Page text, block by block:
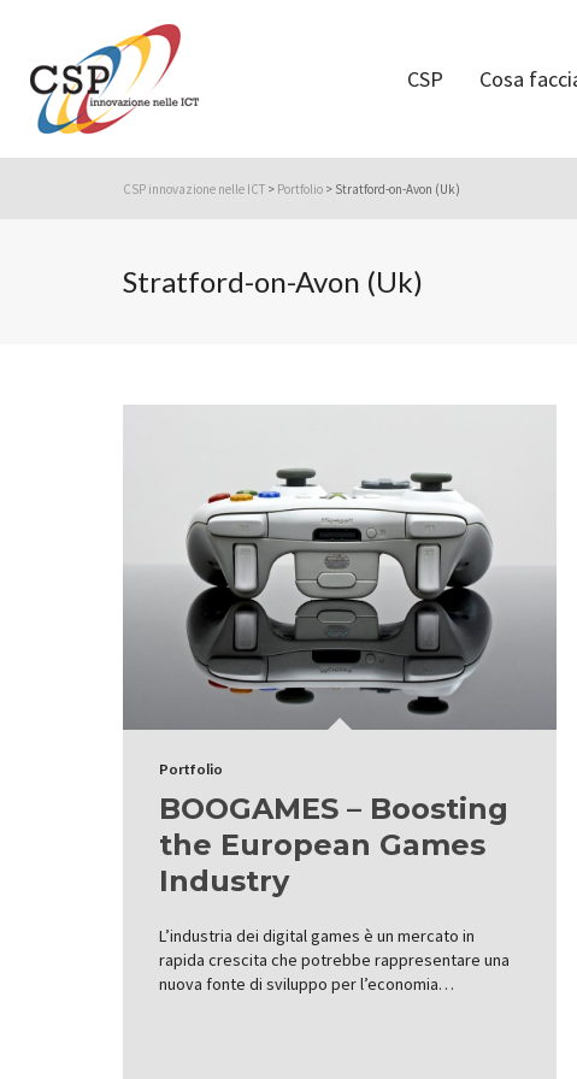
CSP Cosa
CSP innovazione nelle ICT > Portfolio > Stratford-on-Avon (Uk)
Stratford-on-Avon (Uk)
Portfolio
BOOGAMES – Boosting
the European Games
Industry
L’industria dei digital games è un mercato in
rapida crescita che potrebbe rappresentare una
nuova fonte di sviluppo per l’economia…